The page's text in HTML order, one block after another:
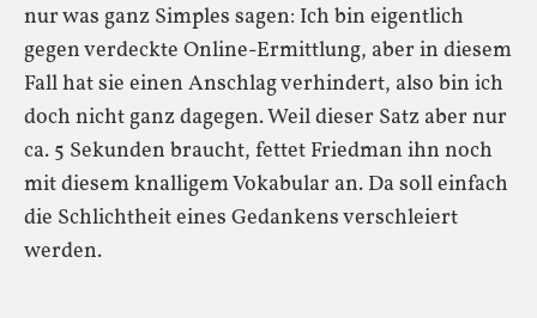
nur was ganz Simples sagen: Ich bin eigentlich
gegen verdeckte Online-Ermittlung, aber in diesem
Fall hat sie einen Anschlag verhindert, also bin ich
doch nicht ganz dagegen. Weil dieser Satz aber nur
ca. 5 Sekunden braucht, fettet Friedman ihn noch
mit diesem knalligem Vokabular an. Da soll einfach
die Schlichtheit eines Gedankens verschleiert
werden.